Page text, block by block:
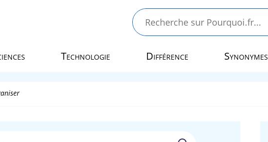
Technologie Différence Synonymes